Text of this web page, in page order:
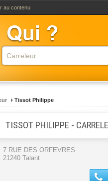
au contenu
Tissot Philippe
TISSOT PHILIPPE -
7 RUE DES ORFEVRES
21240 Talant